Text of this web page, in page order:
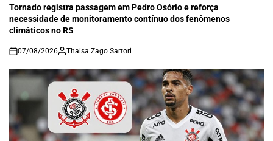
IN
Tornado registra passagem em Pedro Osório e reforça
necessidade de monitoramento contínuo dos fenômenos
climáticos no RS
on
07/08/2026 Thaisa Zago Sartori